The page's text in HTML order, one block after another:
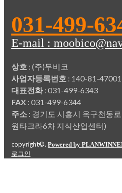
031-499-
E-mail :
상호 : (주)무비코
사업자등록번호 : 140-81-47001
대표전화: 031-499-6343
FAX : 031-499-6344
주소 : 경기도 시흥시 옥구천동
원타크라6차 지식산업센터)
copyright©. Powered by
로그인